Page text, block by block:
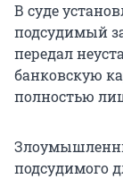
В суде
подсудимый
передал
банковскую
полностью
подсудимого